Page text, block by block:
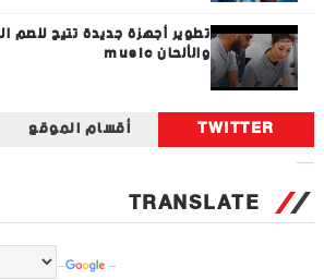
تطوير أجهزة جديدة تتيح للصم
والألحان music
TWITTER أقسام الموقع
TRANSLATE